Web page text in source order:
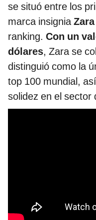
se situó entre los
marca insigniaZara
ranking. Con un
dólares, Zara se
distinguió como la
top 100 mundial,
solidez en el sector